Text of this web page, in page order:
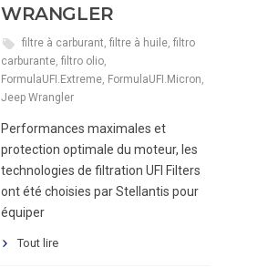
WRANGLER
filtre à carburant filtre à huile filtro
carburante filtro olio
FormulaUFI.Extreme FormulaUFI.Micron
Jeep Wrangler
Performances maximales et
protection optimale du moteur, les
technologies de filtration UFI Filters
ont été choisies par Stellantis pour
équiper
Tout lire